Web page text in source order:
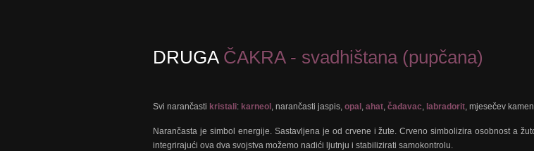
DRUGAČAKRA - svadhištana (pupčana)
Svi narančasti kristali: karneol , narančasti jaspis, opal , ahat, čađavac, labradorit, mjesečev
Narančasta je simbol energije. Sastavljena je od crvene i žute. Crveno simbolizira osobnost a
integrirajući ova dva svojstva možemo nadići ljutnju i stabilizirati samokontrolu.